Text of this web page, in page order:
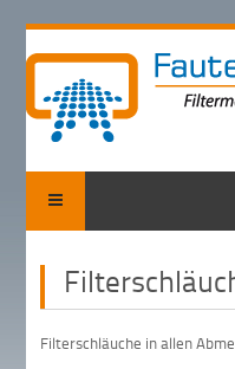
Filterschläuche in allen